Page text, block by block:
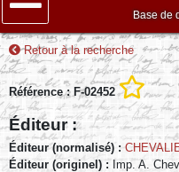
Menu
Base de
Retour à la recherche
Référence : F-02452
Éditeur :
Éditeur (normalisé) :
Éditeur (originel) : Imp. A.